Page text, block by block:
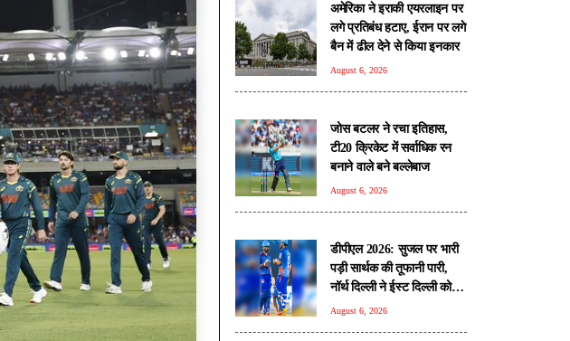
अमेरिका ने इराकी एयरलाइन पर
लगे प्रतिबंध हटाए, ईरान पर लगे
बैन में ढील देने से किया इनकार
August 6, 2026
जोस बटलर ने रचा इतिहास,
टी20 क्रिकेट में सर्वाधिक रन
बनाने वाले बने बल्लेबाज
August 6, 2026
डीपीएल 2026: सुजल पर भारी
पड़ी सार्थक की तूफानी पारी,
नॉर्थ दिल्ली ने ईस्ट दिल्ली को 6
विकेट से हराया
August 6, 2026